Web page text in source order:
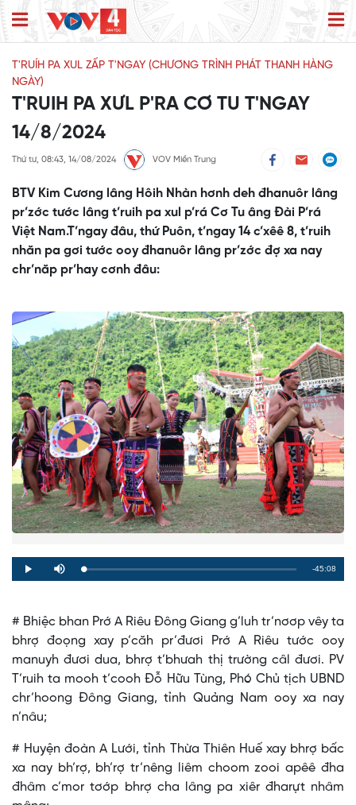
T'RUÍH PA XUL ZẤP T'NGAY (CHƯƠNG TRÌNH PHÁT THANH HÀNG
NGÀY)
T'RUIH PA XƯL P'RA CƠ TU T'NGAY
14/8/2024
Thứ tư, 08:43, 14/08/2024 VOV Miền Trung
BTV Kim Cương lâng Hôih Nhàn hơnh deh đhanuôr lâng
pr’zớc tước lâng t’ruih pa xul p’rá Cơ Tu âng Đài P’rá
Việt Nam.T’ngay đâu, thứ Puôn, t’ngay 14 c’xêê 8, t’ruih
nhăn pa gơi tước ooy đhanuôr lâng pr’zớc đợ xa nay
chr’năp pr’hay cơnh đâu:
Play Mute Loaded:
0%
Progress:
0%
Remaining
-45:08
# Bhiệc bhan Prớ A Riêu Đông Giang g’luh tr’nơơp vêy ta
bhrợ đoọng xay p’căh pr’đươi Prớ A Riêu tước ooy
manuyh đươi dua, bhrợ t’bhưah thị trường câl đươi. PV
T’ruih ta mooh t’cooh Đỗ Hữu Tùng, Phó Chủ tịch UBND
chr’hoong Đông Giang, tỉnh Quảng Nam ooy xa nay
n’nâu;
# Huyện đoàn A Lưới, tỉnh Thừa Thiên Huế xay bhrợ bấc
xa nay bh’rợ, bh’rợ tr’nêng liêm choom zooi apêê đha
đhâm c’mor tơớp bhrợ cha lâng pa xiêr đharựt nhâm